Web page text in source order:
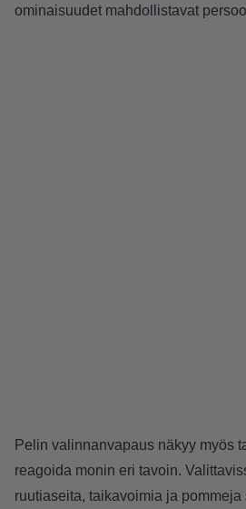
ominaisuudet mahdollistavat
Pelin valinnanvapaus näkyy myös
reagoida monin eri tavoin.
ruutiaseita, taikavoimia ja